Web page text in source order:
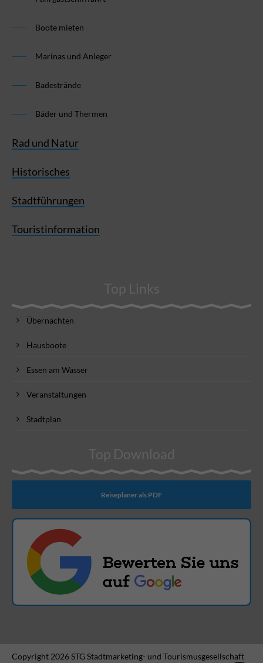
Boote mieten
Marinas und Anleger
Badestrände
Bäder und Thermen
Rad und Natur
Historisches
Stadtführungen
Touristinformation
Top Links
Übernachten
Hausboote
Essen am Wasser
Veranstaltungen
Stadtplan
Top Download
Reiseplaner als PDF
Copyright 2026 STG Stadtmarketing- und Tourismusgesellschaft